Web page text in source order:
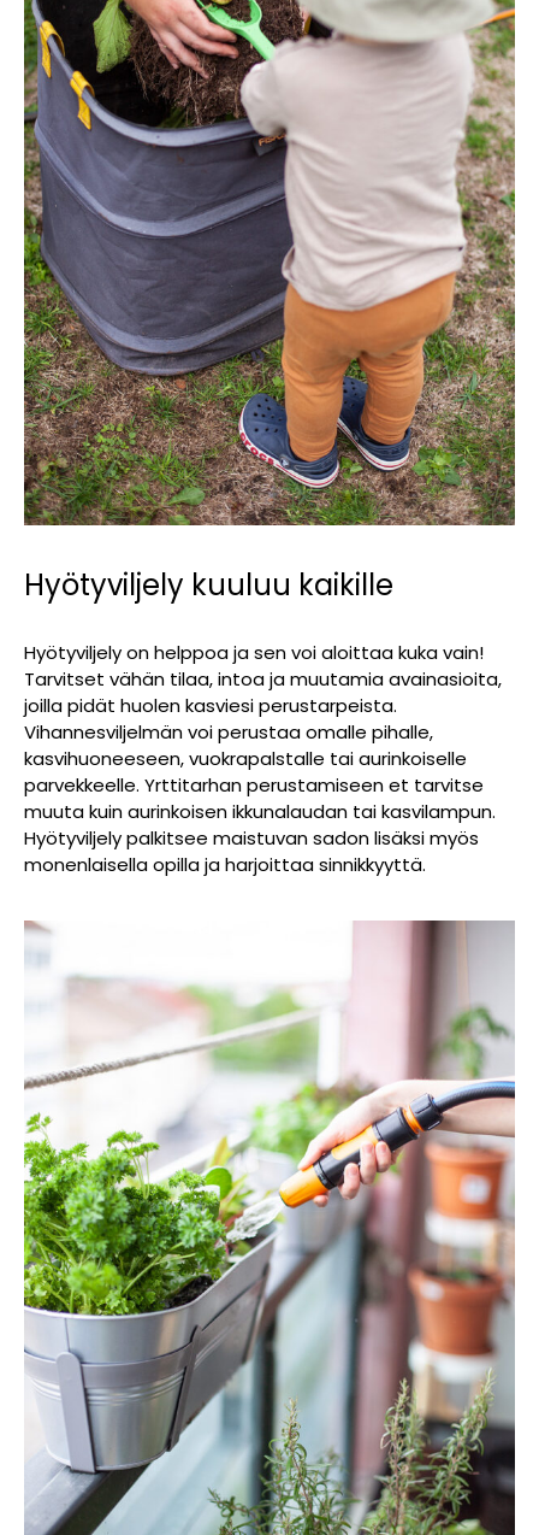
Hyötyviljely kuuluu kaikille
Hyötyviljely on helppoa ja sen voi aloittaa kuka vain!
Tarvitset vähän tilaa, intoa ja muutamia avainasioita,
joilla pidät huolen kasviesi perustarpeista.
Vihannesviljelmän voi perustaa omalle pihalle,
kasvihuoneeseen, vuokrapalstalle tai aurinkoiselle
parvekkeelle. Yrttitarhan perustamiseen et tarvitse
muuta kuin aurinkoisen ikkunalaudan tai kasvilampun.
Hyötyviljely palkitsee maistuvan sadon lisäksi myös
monenlaisella opilla ja harjoittaa sinnikkyyttä.